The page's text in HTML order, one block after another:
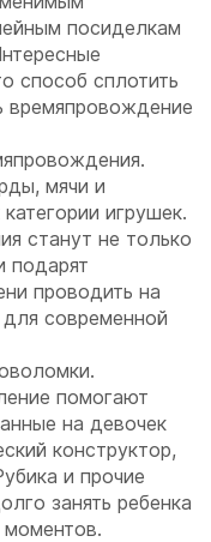
посиделкам
способ сплотить
мячи и
игрушек.
станут не только
подарят
проводить на
современной
помогают
на девочек
конструктор,
и прочие
занять ребенка
моментов.